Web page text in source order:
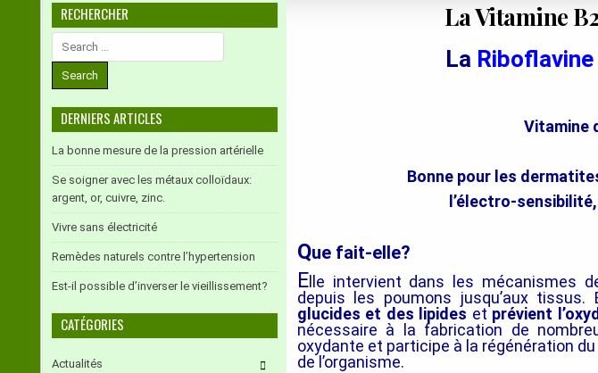
La Vitamine
La Riboflavine
Vitamine
Bonne pour les
l’électro-
Que fait-elle?
Elle intervient dans les mécanismes
depuis les poumons jusqu’aux
glucides et des lipides et prévient
nécessaire à la fabrication de
oxydante et participe à la régénération du
de l’organisme.
RECHERCHER
Search
for:
DERNIERS ARTICLES
La bonne mesure de la pression artérielle
Se soigner avec les métaux colloïdaux:
argent, or, cuivre, zinc.
Vivre sans électricité
Remèdes naturels contre l’hypertension
Est-il possible d’inverser le vieillissement?
CATÉGORIES
Actualités